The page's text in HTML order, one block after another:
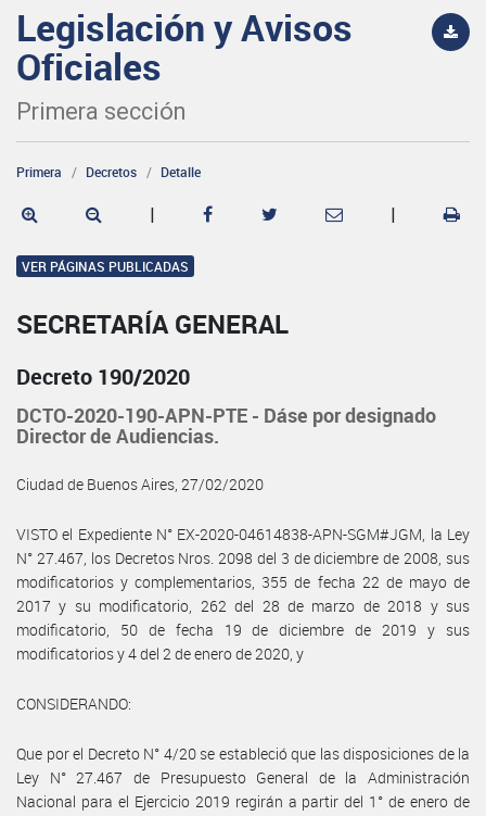
Legislación y Avisos
Oficiales
Primera sección
Primera Decretos Detalle
| |
VER PÁGINAS PUBLICADAS
SECRETARÍA GENERAL
Decreto 190/2020
DCTO-2020-190-APN-PTE - Dáse por designado
Director de Audiencias.
Ciudad de Buenos Aires, 27/02/2020
VISTO el Expediente N° EX-2020-04614838-APN-SGM#JGM, la Ley
N° 27.467, los Decretos Nros. 2098 del 3 de diciembre de 2008, sus
modificatorios y complementarios, 355 de fecha 22 de mayo de
2017 y su modificatorio, 262 del 28 de marzo de 2018 y sus
modificatorio, 50 de fecha 19 de diciembre de 2019 y sus
modificatorios y 4 del 2 de enero de 2020, y
CONSIDERANDO:
Que por el Decreto N° 4/20 se estableció que las disposiciones de la
Ley N° 27.467 de Presupuesto General de la Administración
Nacional para el Ejercicio 2019 regirán a partir del 1° de enero de